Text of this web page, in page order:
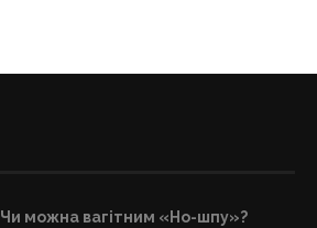
Чи можна вагітним «Но-шпу»?